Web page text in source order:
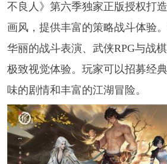
不良人》第六季独家正版授权打
画风，提供丰富的策略战斗体验
华丽的战斗表演、武侠RPG与战
极致视觉体验。玩家可以招募经
味的剧情和丰富的江湖冒险。